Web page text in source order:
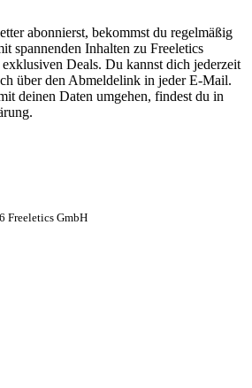
abonnierst, bekommst du regelmäßig
spannenden Inhalten zu Freeletics
Deals. Du kannst dich jederzeit
über den Abmeldelink in jeder E-Mail.
deinen Daten umgehen, findest du in
Freeletics GmbH